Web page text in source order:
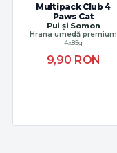
Multipack Club 4
Paws Cat
Pui și Somon
Hrana umedă premium
4x85g
9,90 RON